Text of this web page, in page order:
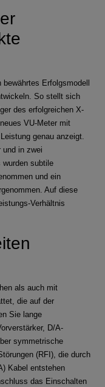
Erfolgsmodell
So stellt sich
des erfolgreichen X-
VU-Meter mit
genau anzeigt.
und in zwei
wurden subtile
und ein
Auf diese
Verhältnis
als auch mit
die auf der
Sie lange
D/A-
symmetrische
(RFI), die durch
Kabel entstehen
das Einschalten